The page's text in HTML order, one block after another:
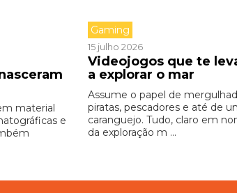
material
e
Gaming
15 julho 2026
Videojogos que te
a explorar o mar
Assume o papel de
piratas, pescadores e até de
caranguejo. Tudo, claro em
da exploração m ...